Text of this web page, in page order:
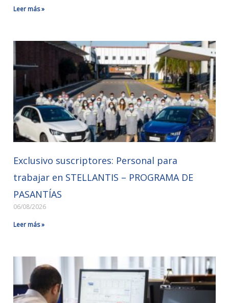
Leer más »
Exclusivo suscriptores: Personal para
trabajar en STELLANTIS – PROGRAMA DE
PASANTÍAS
06/08/2026
Leer más »